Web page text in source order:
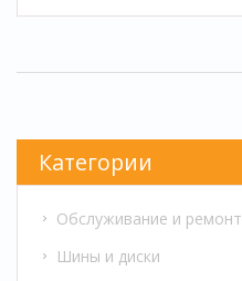
Категории
Обслуживание и ремонт
Шины и диски